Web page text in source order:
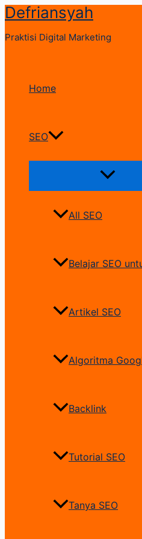
Skip
content
Defriansyah
Praktisi Digital Marketing
Home
SEO
Menu
All SEO
Belajar SEO
Artikel SEO
Algoritma
Backlink
Tutorial SEO
Tanya SEO